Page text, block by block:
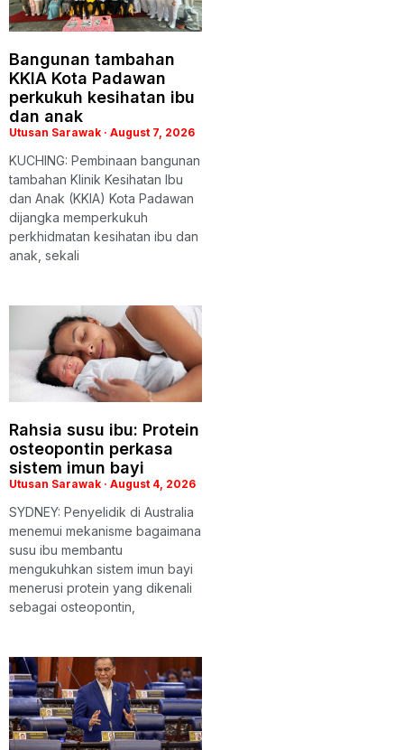
Bangunan tambahan
KKIA Kota Padawan
perkukuh kesihatan ibu
dan anak
Utusan Sarawak August 7, 2026
KUCHING: Pembinaan bangunan
tambahan Klinik Kesihatan Ibu
dan Anak (KKIA) Kota Padawan
dijangka memperkukuh
perkhidmatan kesihatan ibu dan
anak, sekali
Rahsia susu ibu: Protein
osteopontin perkasa
sistem imun bayi
Utusan Sarawak August 4, 2026
SYDNEY: Penyelidik di Australia
menemui mekanisme bagaimana
susu ibu membantu
mengukuhkan sistem imun bayi
menerusi protein yang dikenali
sebagai osteopontin,